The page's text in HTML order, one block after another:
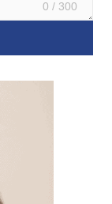
0 / 300